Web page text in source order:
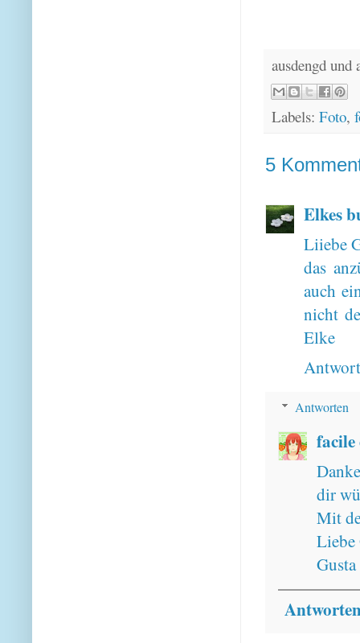
ausdengd
Labels: Foto,
5
Elkes
Liiebe
das
auch
nicht
Elke
Antworten
facile
dir
Mit
Liebe
Gusta